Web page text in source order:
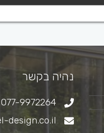
נהיה בקשר
077-9972264
design.co.il